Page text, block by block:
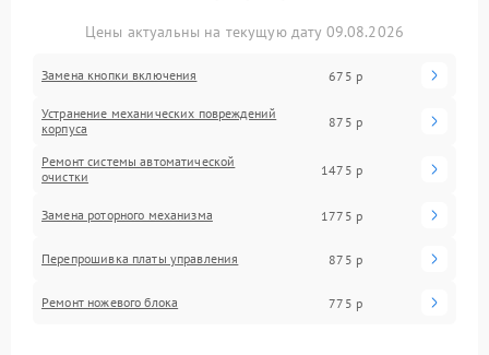
Цены актуальны на текущую дату 09.08.2026
Замена кнопки включения 675 р
Устранение механических повреждений
корпуса
875 р
Ремонт системы автоматической
очистки
1475 р
Замена роторного механизма 1775 р
Перепрошивка платы управления 875 р
Ремонт ножевого блока 775 р